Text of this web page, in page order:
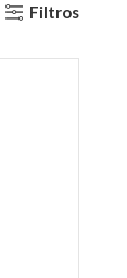
Filtros